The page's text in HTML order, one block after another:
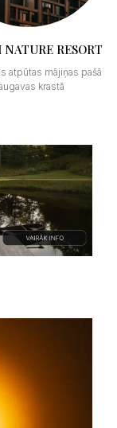
RESORT
atpūtas mājiņas pašā
krastā